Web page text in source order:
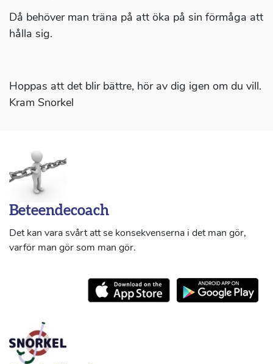
Då behöver man träna på att öka på sin förmåga att
hålla sig.
Hoppas att det blir bättre, hör av dig igen om du vill.
Kram Snorkel
Beteendecoach
Det kan vara svårt att se konsekvenserna i det man gör,
varför man gör som man gör.